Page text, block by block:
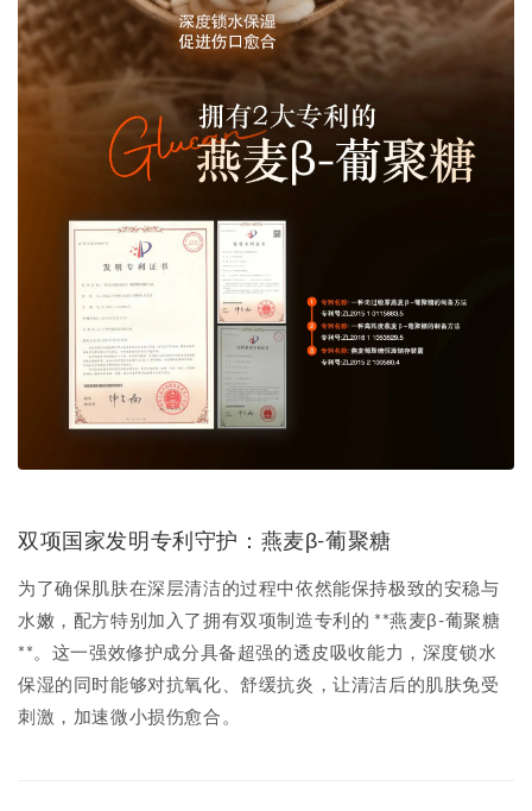
双项国家发明专利守护：燕麦β-葡聚糖
为了确保肌肤在深层清洁的过程中依然能保持极致的安稳与
水嫩，配方特别加入了拥有双项制造专利的 **燕麦β-葡聚糖
**。这一强效修护成分具备超强的透皮吸收能力，深度锁水
保湿的同时能够对抗氧化、舒缓抗炎，让清洁后的肌肤免受
刺激，加速微小损伤愈合。